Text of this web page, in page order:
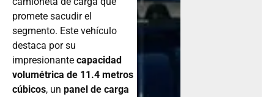
promete sacudir el
segmento. Este vehículo
destaca por su
impresionante capacidad
volumétrica de 11.4 metros
cúbicos, un panel de carga